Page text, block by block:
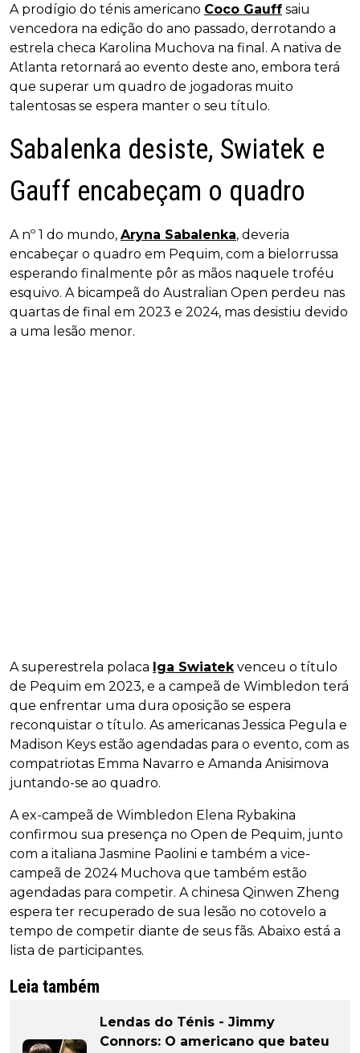
A prodígio do ténis americano Coco Gauff saiu
vencedora na edição do ano passado, derrotando a
estrela checa Karolina Muchova na final. A nativa de
Atlanta retornará ao evento deste ano, embora terá
que superar um quadro de jogadoras muito
talentosas se espera manter o seu título.
Sabalenka desiste, Swiatek e
Gauff encabeçam o quadro
A nº 1 do mundo, Aryna Sabalenka, deveria
encabeçar o quadro em Pequim, com a bielorrussa
esperando finalmente pôr as mãos naquele troféu
esquivo. A bicampeã do Australian Open perdeu nas
quartas de final em 2023 e 2024, mas desistiu devido
a uma lesão menor.
A superestrela polaca Iga Swiatekvenceu o título
de Pequim em 2023, e a campeã de Wimbledon terá
que enfrentar uma dura oposição se espera
reconquistar o título. As americanas Jessica Pegula e
Madison Keys estão agendadas para o evento, com as
compatriotas Emma Navarro e Amanda Anisimova
juntando-se ao quadro.
A ex-campeã de Wimbledon Elena Rybakina
confirmou sua presença no Open de Pequim, junto
com a italiana Jasmine Paolini e também a vice-
campeã de 2024 Muchova que também estão
agendadas para competir. A chinesa Qinwen Zheng
espera ter recuperado de sua lesão no cotovelo a
tempo de competir diante de seus fãs. Abaixo está a
lista de participantes.
Leia também
Lendas do Ténis - Jimmy
Connors: O americano que bateu